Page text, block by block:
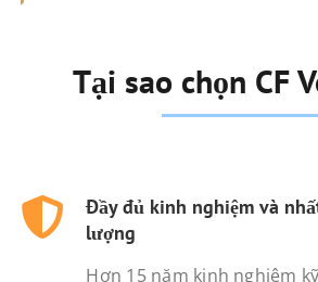
Tại sao chọn CF
Đầy đủ kinh nghiệm và
lượng
Hơn 15 năm kinh nghiệm